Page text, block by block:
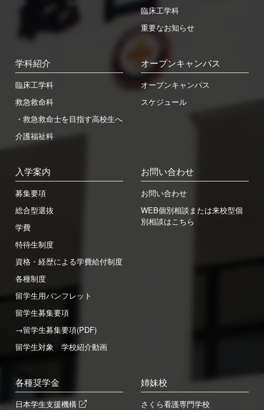
臨床工学科
重要なお知らせ
学科紹介
臨床工学科
救急救命科
・救急救命士を目指す高校生へ
介護福祉科
オープンキャンパス
オープンキャンパス
スケジュール
入学案内
募集要項
総合型選抜
学費
特待生制度
資格・経歴による学費給付制度
各種制度
留学生用パンフレット
留学生募集要項
→留学生募集要項(PDF)
留学生対象 学校紹介動画
お問い合わせ
お問い合わせ
WEB個別相談または来校型個
別相談はこちら
各種奨学金
日本学生支援機構
姉妹校
さくら看護専門学校